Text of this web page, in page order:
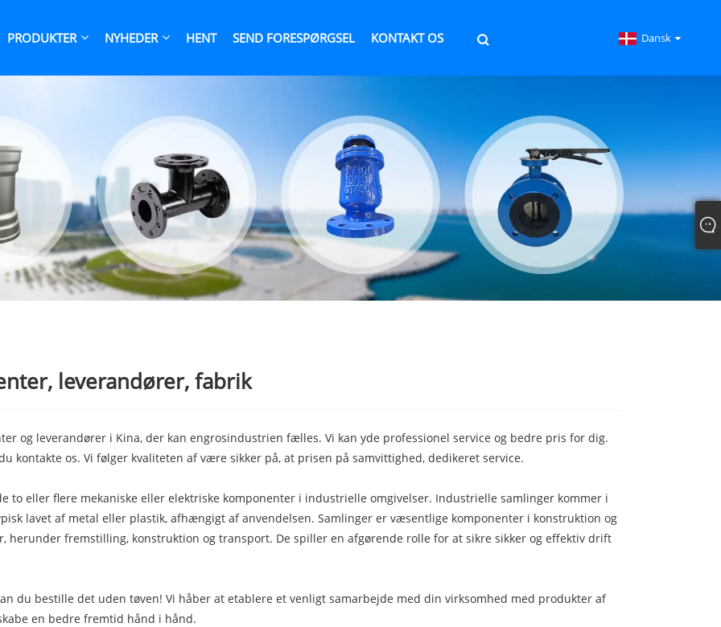
PRODUKTER NYHEDER HENT SEND FORESPØRGSEL KONTAKT OS Dansk
leverandører, fabrik
og leverandører i Kina, der kan engrosindustrien fælles. Vi kan yde professionel service og bedre pris for dig.
kontakte os. Vi følger kvaliteten af ​​være sikker på, at prisen på samvittighed, dedikeret service.
to eller flere mekaniske eller elektriske komponenter i industrielle omgivelser. Industrielle samlinger kommer i
lavet af metal eller plastik, afhængigt af anvendelsen. Samlinger er væsentlige komponenter i konstruktion og
fremstilling, konstruktion og transport. De spiller en afgørende rolle for at sikre sikker og effektiv drift
du bestille det uden tøven! Vi håber at etablere et venligt samarbejde med din virksomhed med produkter af
en bedre fremtid hånd i hånd.